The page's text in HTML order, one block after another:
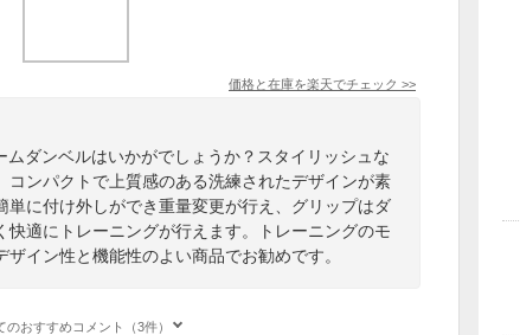
価格と在庫を楽天でチェック >>
ダンベルはいかがでしょうか？スタイリッシュな
コンパクトで上質感のある洗練されたデザインが素
単に付け外しができ重量変更が行え、グリップはダ
快適にトレーニングが行えます。トレーニングのモ
イン性と機能性のよい商品でお勧めです。
のおすすめコメント（3件）